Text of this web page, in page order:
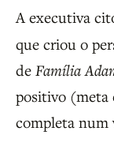
A executiva
que criou o
de Família
positivo (meta
completa num